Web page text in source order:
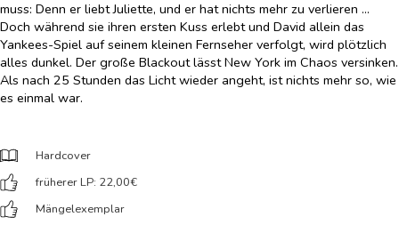
muss: Denn er liebt Juliette, und er hat nichts mehr zu verlieren ...
Doch während sie ihren ersten Kuss erlebt und David allein das
Yankees-Spiel auf seinem kleinen Fernseher verfolgt, wird plötzlich
alles dunkel. Der große Blackout lässt New York im Chaos versinken.
Als nach 25 Stunden das Licht wieder angeht, ist nichts mehr so, wie
es einmal war.
Hardcover
früherer LP: 22,00€
Mängelexemplar